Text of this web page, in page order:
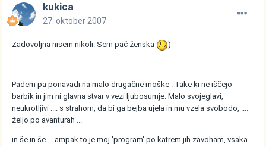
kukica
27. oktober 2007
Zadovoljna nisem nikoli. Sem pač ženska )
Padem pa ponavadi na malo drugačne moške . Take ki ne iščejo
barbik in jim ni glavna stvar v vezi ljubosumje. Malo svojeglavi,
neukrotljivi .... s strahom, da bi ga bejba ujela in mu vzela svobodo, ....
željo po avanturah ...
in še in še ... ampak to je moj 'program' po katrem jih zavoham, vsaka